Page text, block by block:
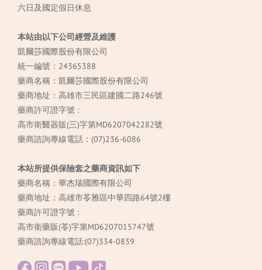
六日及國定假日休息
本站由以下公司經營及維護
凱爾莎國際股份有限公司
統一編號：24365388
藥商名稱：凱爾莎國際股份有限公司
藥商地址：高雄市三民區建國二路246號
藥商許可證字號 :
高市衛醫器販(三)字第MD6207042282號
藥商諮詢專線電話：(07)236-6086
本站所提供保險套之藥商資訊如下
藥商名稱：華杰瑞國際有限公司
藥商地址：高雄市苓雅區中華四路64號2樓
藥商許可證字號 :
高市衛藥販(苓)字第MD6207015747號
藥商諮詢專線電話:(07)334-0839